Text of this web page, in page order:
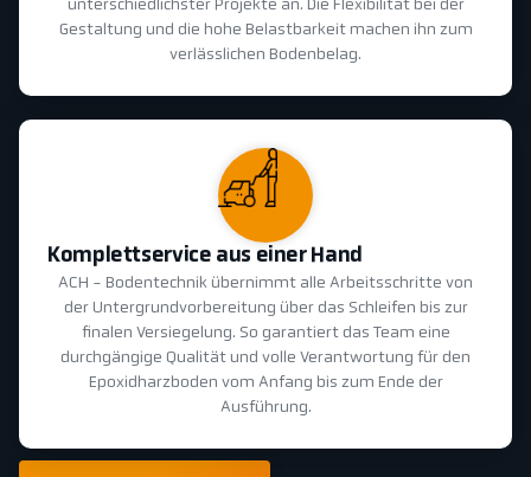
unterschiedlichster Projekte an. Die Flexibilität bei der
Gestaltung und die hohe Belastbarkeit machen ihn zum
verlässlichen Bodenbelag.
Komplettservice aus einer Hand
ACH - Bodentechnik übernimmt alle Arbeitsschritte von
der Untergrundvorbereitung über das Schleifen bis zur
finalen Versiegelung. So garantiert das Team eine
durchgängige Qualität und volle Verantwortung für den
Epoxidharzboden vom Anfang bis zum Ende der
Ausführung.